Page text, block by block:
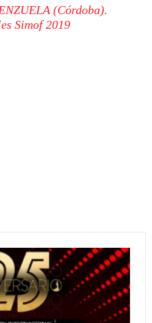
(Córdoba).
Simof 2019